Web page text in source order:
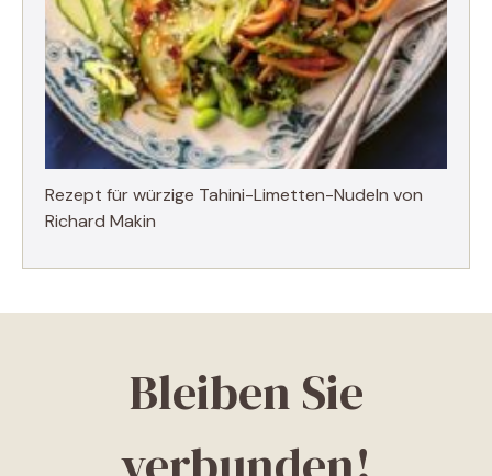
Rezept für würzige Tahini-Limetten-Nudeln von
Richard Makin
Bleiben Sie